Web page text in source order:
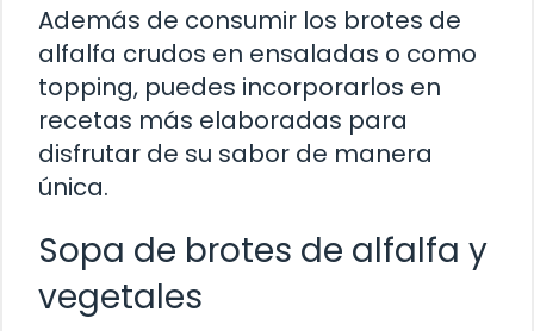
Además de consumir los brotes de
alfalfa crudos en ensaladas o como
topping, puedes incorporarlos en
recetas más elaboradas para
disfrutar de su sabor de manera
única.
Sopa de brotes de alfalfa y
vegetales